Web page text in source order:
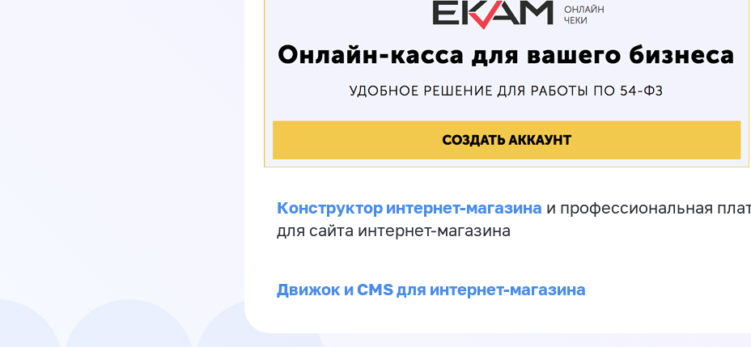
Конструктор интернет-магазина и профессиональная
для сайта интернет-магазина
Движок и CMS для интернет-магазина